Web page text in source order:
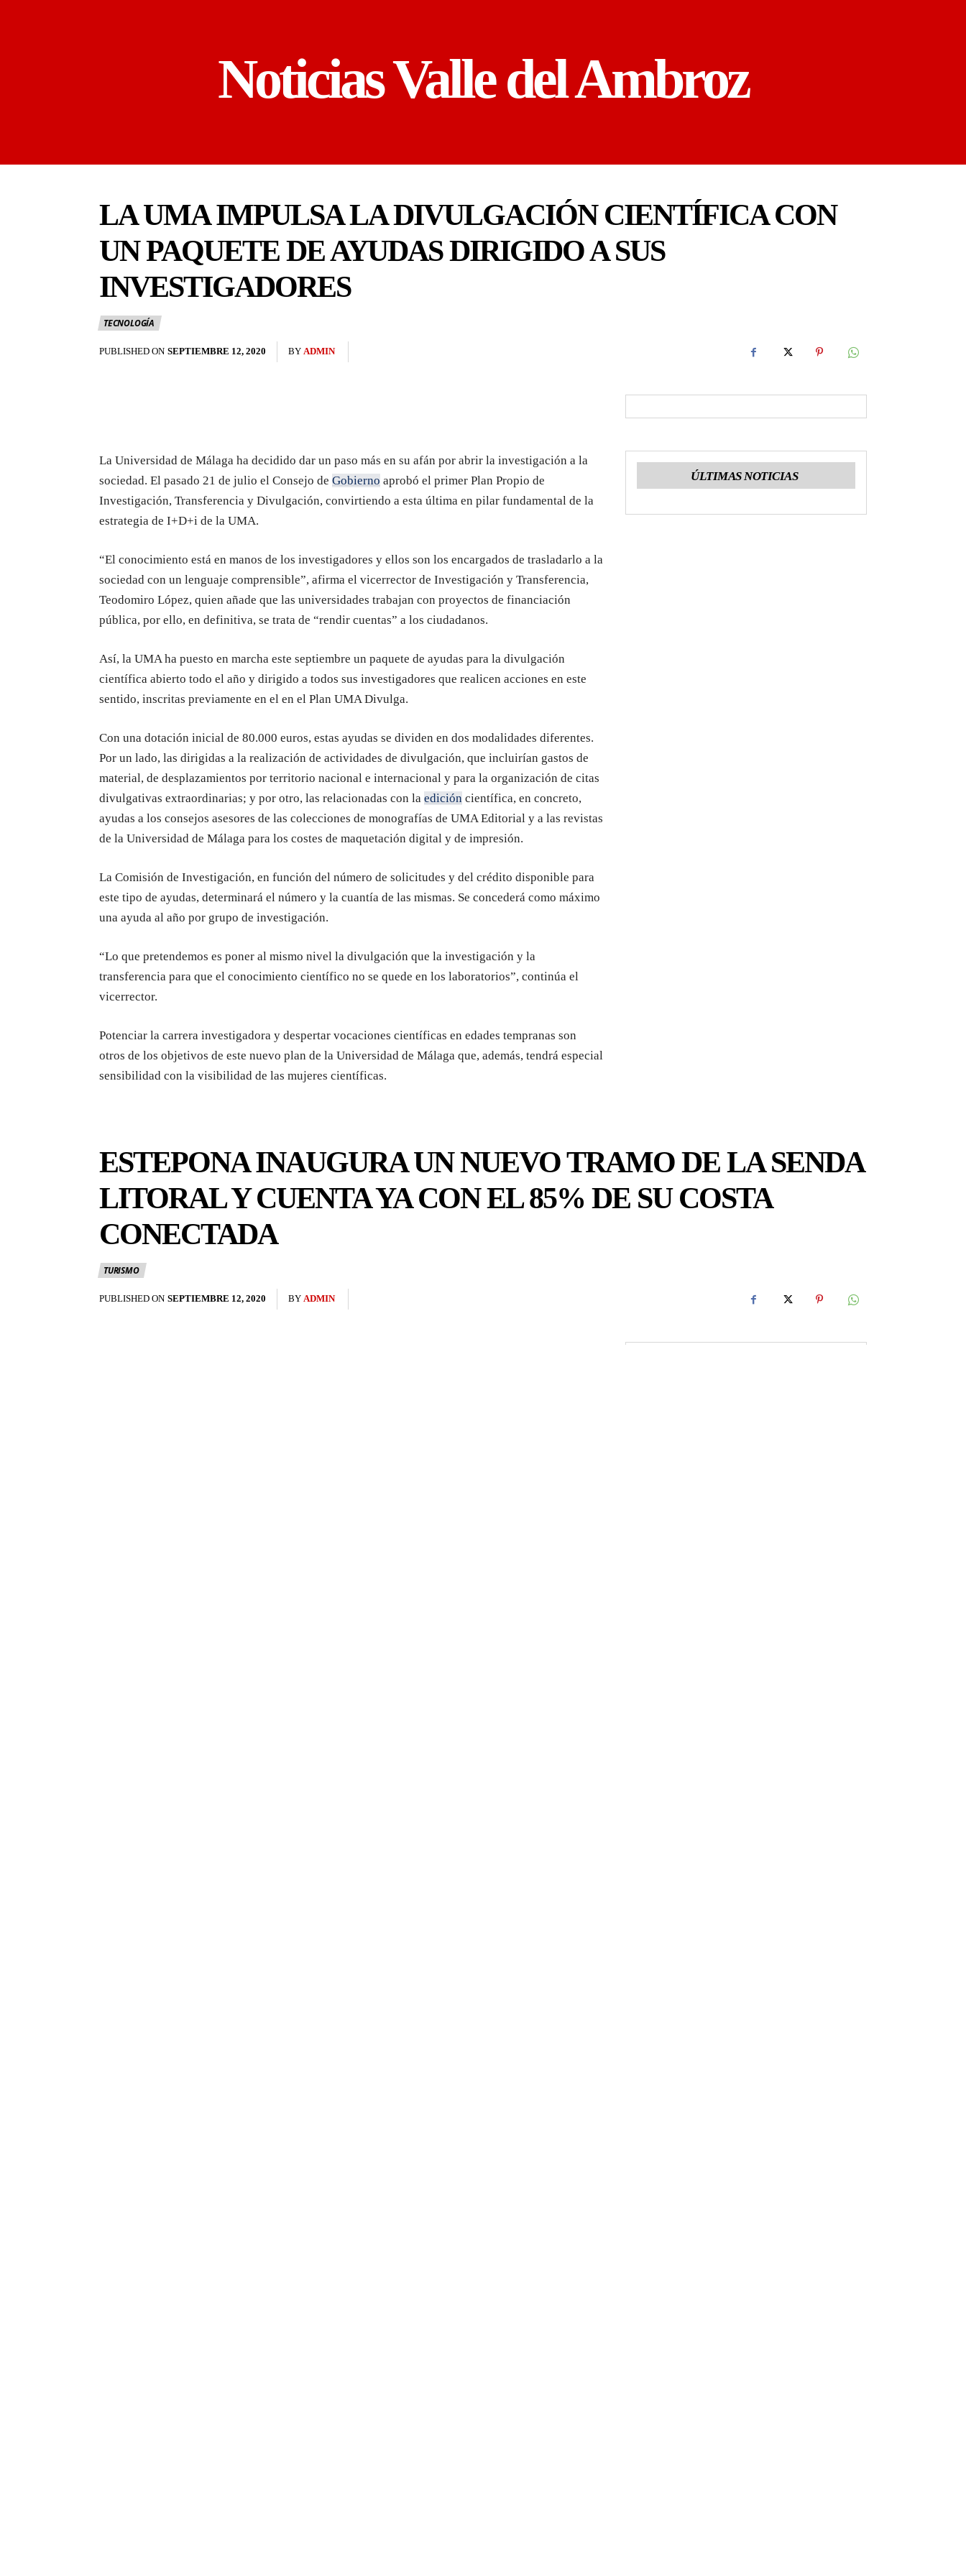
Noticias Valle del Ambroz
LA UMA IMPULSA LA DIVULGACIÓN CIENTÍFICA CON
UN PAQUETE DE AYUDAS DIRIGIDO A SUS
INVESTIGADORES
TECNOLOGÍA
PUBLISHED ON SEPTIEMBRE 12, 2020 BY ADMIN
La Universidad de Málaga ha decidido dar un paso más en su afán por abrir la investigación a la
sociedad. El pasado 21 de julio el Consejo de Gobierno aprobó el primer Plan Propio de
Investigación, Transferencia y Divulgación, convirtiendo a esta última en pilar fundamental de la
estrategia de I+D+i de la UMA.
“El conocimiento está en manos de los investigadores y ellos son los encargados de trasladarlo a la
sociedad con un lenguaje comprensible”, afirma el vicerrector de Investigación y Transferencia,
Teodomiro López, quien añade que las universidades trabajan con proyectos de financiación
pública, por ello, en definitiva, se trata de “rendir cuentas” a los ciudadanos.
Así, la UMA ha puesto en marcha este septiembre un paquete de ayudas para la divulgación
científica abierto todo el año y dirigido a todos sus investigadores que realicen acciones en este
sentido, inscritas previamente en el en el Plan UMA Divulga.
Con una dotación inicial de 80.000 euros, estas ayudas se dividen en dos modalidades diferentes.
Por un lado, las dirigidas a la realización de actividades de divulgación, que incluirían gastos de
material, de desplazamientos por territorio nacional e internacional y para la organización de citas
divulgativas extraordinarias; y por otro, las relacionadas con la edición científica, en concreto,
ayudas a los consejos asesores de las colecciones de monografías de UMA Editorial y a las revistas
de la Universidad de Málaga para los costes de maquetación digital y de impresión.
La Comisión de Investigación, en función del número de solicitudes y del crédito disponible para
este tipo de ayudas, determinará el número y la cuantía de las mismas. Se concederá como máximo
una ayuda al año por grupo de investigación.
“Lo que pretendemos es poner al mismo nivel la divulgación que la investigación y la
transferencia para que el conocimiento científico no se quede en los laboratorios”, continúa el
vicerrector.
Potenciar la carrera investigadora y despertar vocaciones científicas en edades tempranas son
otros de los objetivos de este nuevo plan de la Universidad de Málaga que, además, tendrá especial
sensibilidad con la visibilidad de las mujeres científicas.
ÚLTIMAS NOTICIAS